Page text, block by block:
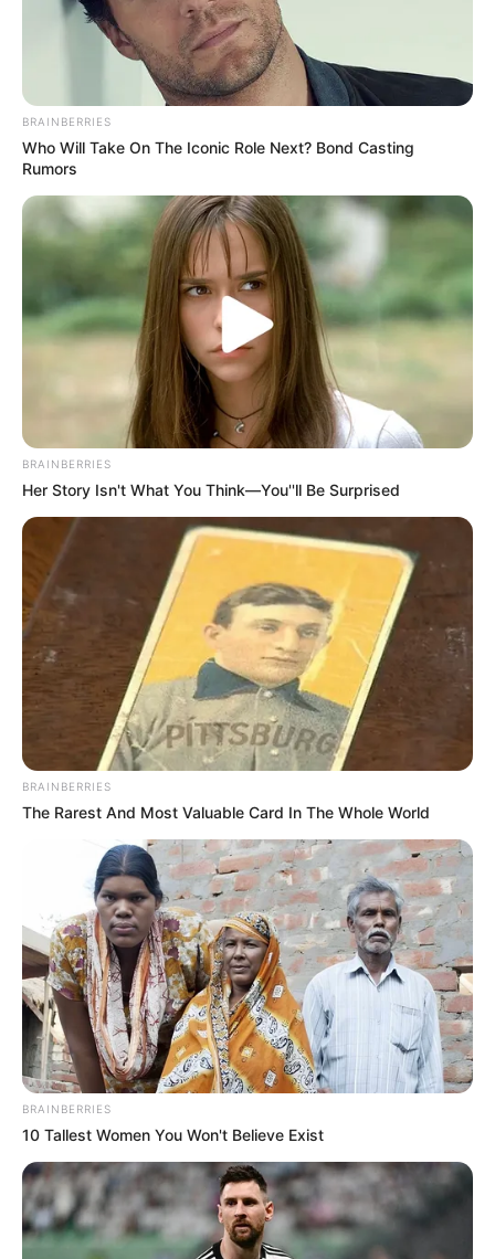
BRAINBERRIES
Who Will Take On The Iconic Role Next? Bond Casting
Rumors
BRAINBERRIES
Her Story Isn't What You Think—You''ll Be Surprised
BRAINBERRIES
The Rarest And Most Valuable Card In The Whole World
BRAINBERRIES
10 Tallest Women You Won't Believe Exist